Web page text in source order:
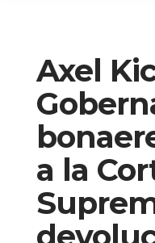
Axel
a la